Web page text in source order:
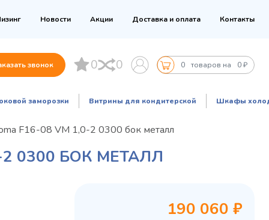
Новости Акции Доставка и оплата Контакты
звонок 0 0 0 товаров на 0 ₽
заморозки Витрины для кондитерской Шкафы
F16-08 VM 1,0-2 0300 бок металл
0300 БОК МЕТАЛЛ
190 060 ₽